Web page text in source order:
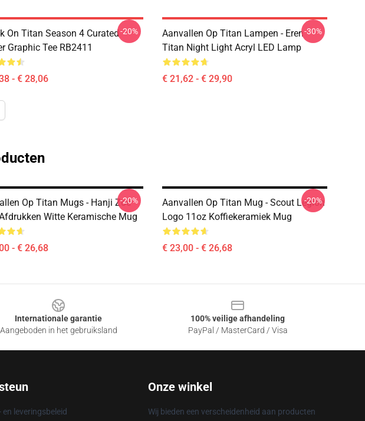
On Titan Season 4 Curated
Graphic Tee RB2411
- € 28,06
-20%
Aanvallen Op Titan Lampen - Eren
Titan Night Light Acryl LED Lamp
€ 21,62 - € 29,90
-30%
Op Titan Mugs - Hanji Zoe
Witte Keramische Mug
- € 26,68
-20%
Aanvallen Op Titan Mug - Scout Legion
Logo 11oz Koffiekeramiek Mug
€ 23,00 - € 26,68
-20%
Internationale garantie
Aangeboden in het gebruiksland
100% veilige afhandeling
PayPal / MasterCard / Visa
en leveringsbeleid
Onze winkel
Wij bieden een verscheidenheid aan producten